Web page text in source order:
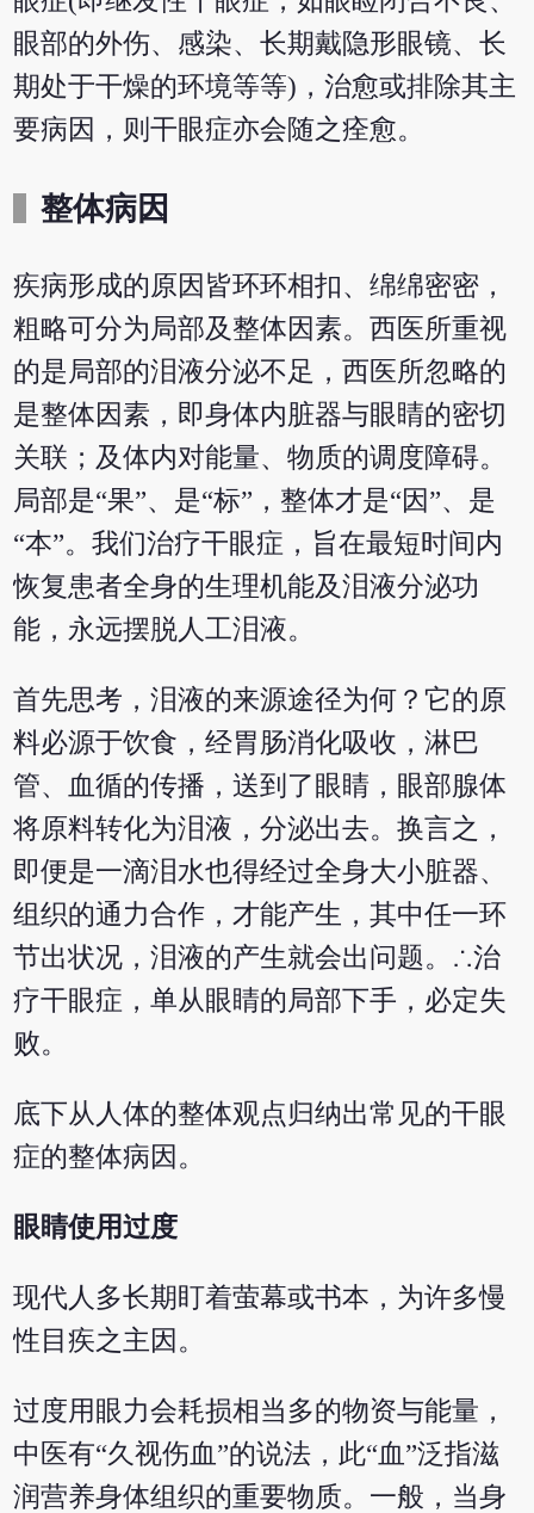
眼部的外伤、感染、长期戴隐形眼镜、长
期处于干燥的环境等等)，治愈或排除其主
要病因，则干眼症亦会随之痊愈。
整体病因
疾病形成的原因皆环环相扣、绵绵密密，
粗略可分为局部及整体因素。西医所重视
的是局部的泪液分泌不足， 西医所忽略的
是整体因素，即身体内脏器与眼睛的密切
关联；及体内对能量、物质的调度障碍。
局部是“果”、是“标”，整体才是“因”、是
“本”。我们治疗干眼症，旨在最短时间内
恢复患者全身的生理机能及泪液分泌功
能，永远摆脱人工泪液。
首先思考，泪液的来源途径为何？它的原
料必源于饮食，经胃肠消化吸收，淋巴
管、血循的传播，送到了眼睛，眼部腺体
将原料转化为泪液，分泌出去。换言之，
即便是一滴泪水也得经过全身大小脏器、
组织的通力合作，才能产生，其中任一环
节出状况，泪液的产生就会出问题。∴治
疗干眼症，单从眼睛的局部下手，必定失
败。
底下从人体的整体观点归纳出常见的干眼
症的整体病因。
眼睛使用过度
现代人多长期盯着萤幕或书本，为许多慢
性目疾之主因。
过度用眼力会耗损相当多的物资与能量，
中医有“久视伤血”的说法，此“血”泛指滋
润营养身体组织的重要物质。一般，当身